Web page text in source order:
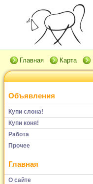
Главная Карта
Объявления
Купи слона!
Купи коня!
Работа
Прочее
Главная
О сайте